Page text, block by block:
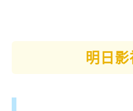
明日